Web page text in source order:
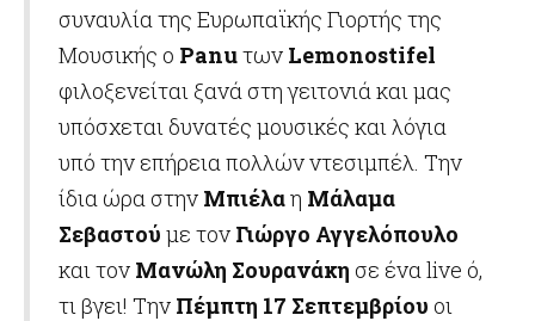
συναυλία της Ευρωπαϊκής Γιορτής της
Μουσικής ο Panuτων Lemonostifel
φιλοξενείται ξανά στη γειτονιά και μας
υπόσχεται δυνατές μουσικές και λόγια
υπό την επήρεια πολλών ντεσιμπέλ. Την
ίδια ώρα στην Μπιέλαη Μάλαμα
Σεβαστού με τον Γιώργο Αγγελόπουλο
και τον Μανώλη Σουρανάκη σε ένα live ό,
τι βγει! Την Πέμπτη 17 Σεπτεμβρίου οι